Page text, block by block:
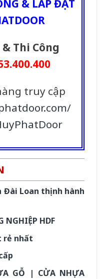
& LẮP ĐẶT
Thi Công
truy cập
/
Đài Loan thịnh hành
NGHIỆP HDF
rẻ nhất
GỖ | CỬA NHỰA